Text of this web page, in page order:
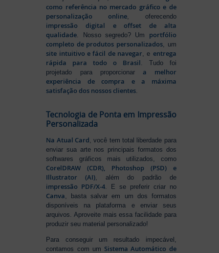
como referência no mercado gráfico e de
personalização online, oferecendo
impressão digital e offset de alta
qualidade. Nosso segredo? Um portfólio
completo de produtos personalizados, um
site intuitivo e fácil de navegar, e entrega
rápida para todo o Brasil. Tudo foi
projetado para proporcionara melhor
experiência de compra e a máxima
satisfação dos nossos clientes.
Tecnologia de Ponta em Impressão
Personalizada
Na Atual Card , você tem total liberdade para
enviar sua arte nos principais formatos dos
softwares gráficos mais utilizados, como
CorelDRAW (CDR), Photoshop (PSD) e
Illustrator (AI) , além do padrão de
impressão PDF/X-4 . E se preferir criar no
Canva , basta salvar em um dos formatos
disponíveis na plataforma e enviar seus
arquivos. Aproveite mais essa facilidade para
produzir seu material personalizado!
Para conseguir um resultado impecável,
contamos com um Sistema Automático de